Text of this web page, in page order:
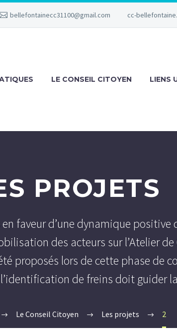
bellefontainecc31100@gmail.com cc-
LE CONSEIL CITOYEN LIENS
PROJETS
faveur d’une dynamique positive
des acteurs sur l’Atelier
proposés lors de cette phase de
de freins doit guider
Le Conseil Citoyen Les projets 2